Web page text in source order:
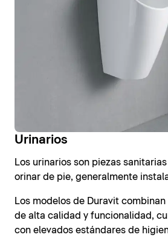
Urinarios
Los urinarios son piezas
orinar de pie, generalmente
Los modelos de Duravit
de alta calidad y funcionalidad,
con elevados estándares de